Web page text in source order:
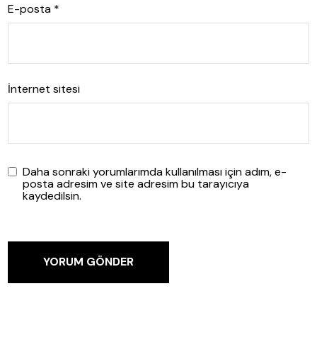
E-posta *
İnternet sitesi
Daha sonraki yorumlarımda kullanılması için adım, e-
posta adresim ve site adresim bu tarayıcıya
kaydedilsin.
YORUM GÖNDER